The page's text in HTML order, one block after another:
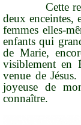
Cette
deux enceintes,
femmes elles-
enfants qui
de Marie,
visiblement en
venue de
joyeuse de
connaître.